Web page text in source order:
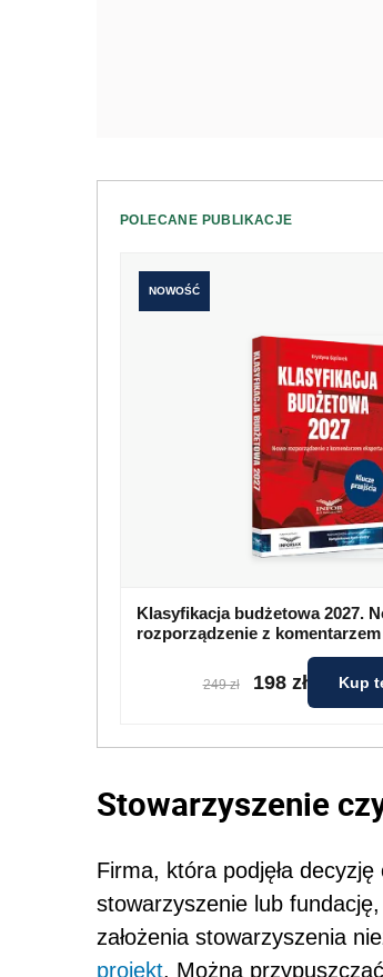
POLECANE PUBLIKACJE
NOWOŚĆ
Klasyfikacja budżetowa 2027.
rozporządzenie z
249 zł 198 zł Kup
Stowarzyszenie
Firma, która podjęła
stowarzyszenie lub
założenia stowarzyszenia
projekt. Można